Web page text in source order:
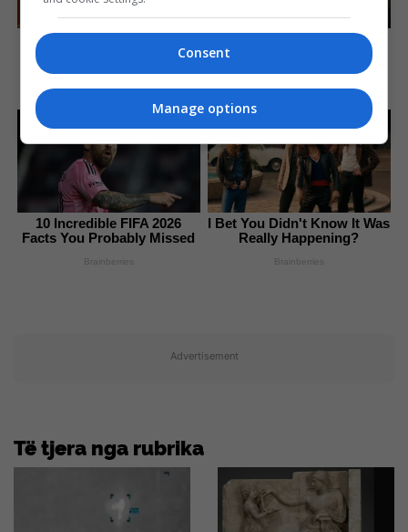
10 Epic Failures That Were
Completely Preventable —
Brainberries
Top 8 People Living Strange
Brainberries
10 Incredible FIFA 2026
Facts You Probably Missed
Brainberries
I Bet You Didn't Know It Was
Really Happening?
Brainberries
Advertisement
Të tjera nga rubrika
Consent
Manage options